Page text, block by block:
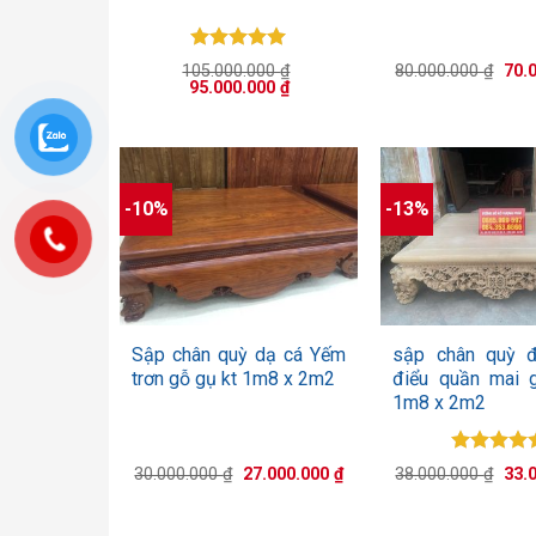
Được xếp
hạng 5.00
105.000.000₫
Giá
95.000.000 ₫Giá
hiện
95.000.000 ₫.
80.000.000₫ Giá
-10%
+
Sập chân quỳ dạ cá Yếm
trơn gỗ gụ kt 1m8 x 2m2
30.000.000₫ Giá
27.000.000 ₫Giá
hiện
-13%
+
sập chân quỳ
điểu quần mai
1m8 x 2m2
Được
hạng
38.000.000₫ Giá